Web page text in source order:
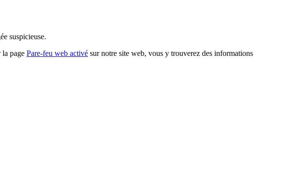
suspicieuse.
la page Pare-feu web activé sur notre site web, vous y trouverez des informations